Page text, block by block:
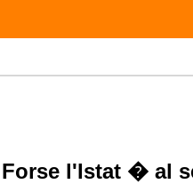
l'Istat � al